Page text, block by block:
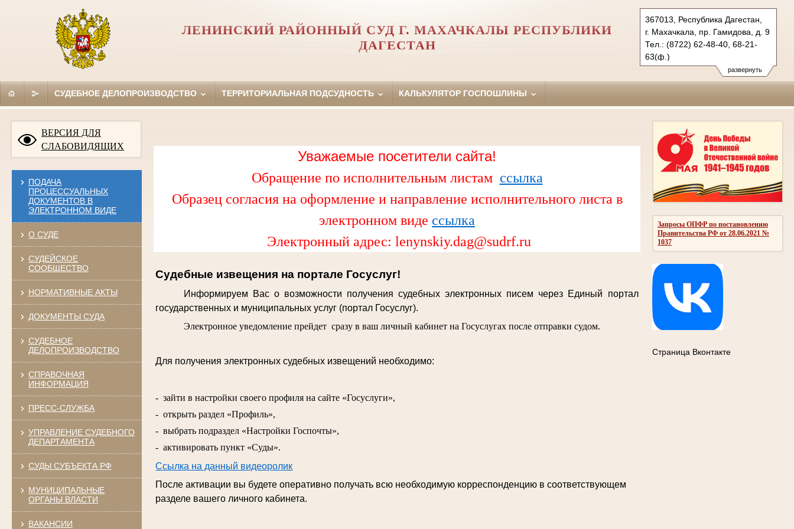
развернуть
367013, Республика Дагестан,
г. Махачкала, пр. Гамидова, д. 9
Тел.: (8722) 62-48-40, 68-21-
63(ф.)
lenynskiy.dag@sudrf.ru
ЛЕНИНСКИЙ РАЙОННЫЙ СУД Г. МАХАЧКАЛЫ РЕСПУБЛИКИ
ДАГЕСТАН
СУДЕБНОЕ ДЕЛОПРОИЗВОДСТВО ТЕРРИТОРИАЛЬНАЯ ПОДСУДНОСТЬ КАЛЬКУЛЯТОР ГОСПОШЛИНЫ
ВЕРСИЯ ДЛЯ
СЛАБОВИДЯЩИХ
ПОДАЧА
ПРОЦЕССУАЛЬНЫХ
ДОКУМЕНТОВ В
ЭЛЕКТРОННОМ ВИДЕ
О СУДЕ
СУДЕЙСКОЕ
СООБЩЕСТВО
НОРМАТИВНЫЕ АКТЫ
ДОКУМЕНТЫ СУДА
СУДЕБНОЕ
ДЕЛОПРОИЗВОДСТВО
СПРАВОЧНАЯ
ИНФОРМАЦИЯ
ПРЕСС-СЛУЖБА
УПРАВЛЕНИЕ СУДЕБНОГО
ДЕПАРТАМЕНТА
СУДЫ СУБЪЕКТА РФ
МУНИЦИПАЛЬНЫЕ
ОРГАНЫ ВЛАСТИ
ВАКАНСИИ
Запросы ОПФР по постановлению
Правительства РФ от 28.06.2021 №
1037
Страница Вконтакте
Уважаемые посетители сайта!
Обращение по исполнительным листам ссылка
Образец согласия на оформление и направление исполнительного листа в
электронном виде ссылка
Электронный адрес: lenynskiy.dag@sudrf.ru
Судебные извещения на портале Госуслуг!
Информируем Вас о возможности получения судебных электронных писем через Единый портал
государственных и муниципальных услуг (портал Госуслуг).
Электронное уведомление прейдет сразу в ваш личный кабинет на Госуслугах после отправки судом.
Для получения электронных судебных извещений необходимо:
- зайти в настройки своего профиля на сайте «Госуслуги»,
- открыть раздел «Профиль»,
- выбрать подраздел «Настройки Госпочты»,
- активировать пункт «Суды».
Ссылка на данный видеоролик
После активации вы будете оперативно получать всю необходимую корреспонденцию в соответствующем
разделе вашего личного кабинета.